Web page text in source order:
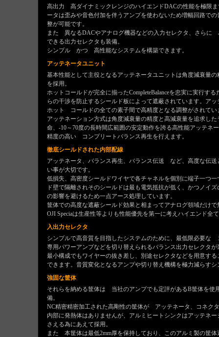
高出力 高ダイナミックレンジのハイエンドDACの性能を極限
ータは歪みや音色付加を伴うアンプを使わないため増幅回路で
整が可能です。
また 異なるDACやアナログ機器などの入力セレクタ、さらに
できる出力セレクタも装備。
シンプル かつ 高性能なシステムを構築できます。
アッテネータユニット
基本性能として主役となるアッテネータユニットは角度減衰量
を採用。
ホットコールドが完全に揃ったCompleteBalanceを忠実に実行
らの干渉を防止するシールド板によって遮蔽されています。
ホット コールドの全ての素子間で高精度となる調整がされてい
アッテネーション方式は角度減衰量の精度と高減衰量を追求し
命、-10～70度の長時間広範囲の安定動作を誇る高性能アッテネ
精度の高い コンプリートバランス再生を行えます。
徹底シールドされた内部配線
アッテネータ、バランス再生、バランス伝送 など、高度な伝
い事が大切です。
低損失、高密度シールドワイヤで各チャネルを個別に端子一つ
ド壁で隔離されそのシールドは最も電気抵抗が低く、かつノイ
の影響を避けるため一点アース処理しています。
筐体での高度な遮蔽シールド効果と相まってアナログ領域だけ
OJI Speciaは生産性等よりも性能優先を第一に考えハイエンド
入出力セレクタ
シンプルで高音質を目指したシステムのために、最低限必要な
専用パワーアンプなどを切り替えられるバランス出力セレクタ
最小構成でもワイヤーの抜き差し、別途セレクタなどを用意す
できます。音質変化となるアンプや切り替え機構を極力減らす
強固な筐体
それらを納める筐体は 当社のアンプでも定評があるB筐体を
備。
NC精密精密加工された高剛性の筐体が アッテネータ、コネク
内部に発熱体はありませんが、アルミヒートシンクはアッテネ
さえる為にあえて採用。
また 本筐体は最低2mm厚を保持しており、このアルミ製の筐